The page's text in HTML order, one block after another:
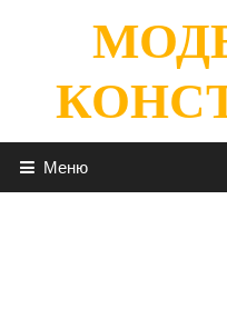
содержимому
Меню